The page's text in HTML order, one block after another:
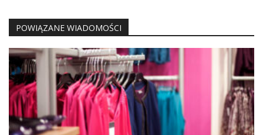
POWIĄZANE WIADOMOŚCI